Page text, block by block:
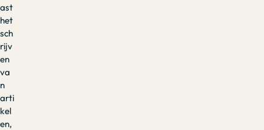
ast
het
sch
rijv
en
va
n
arti
kel
en,